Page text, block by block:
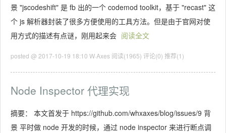
景 "jscodeshift" 是 fb 出的一个 codemod toolkit，基于 "recast" 这
个 js 解析器封装了很多方便使用的工具方法。但是由于官网对使
用方式的描述有点谜，刚用起来会 阅读全文
posted @ 2017-10-19 18:10 W·Axes 阅读(1965) 评论(0) 推荐(1)
Node Inspector 代理实现
摘要： 本文首发于 https://github.com/whxaxes/blog/issues/9 背
景 平时做 node 开发的时候，通过 node inspector 来进行断点调